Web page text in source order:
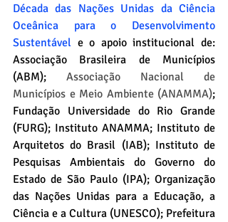
Década das Nações Unidas da Ciência
Oceânica para o Desenvolvimento
Sustentável e o apoio institucional de:
Associação Brasileira de Municípios
(ABM); Associação Nacional de
Municípios e Meio Ambiente (ANAMMA);
Fundação Universidade do Rio Grande
(FURG); Instituto ANAMMA; Instituto de
Arquitetos do Brasil (IAB); Instituto de
Pesquisas Ambientais do Governo do
Estado de São Paulo (IPA); Organização
das Nações Unidas para a Educação, a
Ciência e a Cultura (UNESCO); Prefeitura